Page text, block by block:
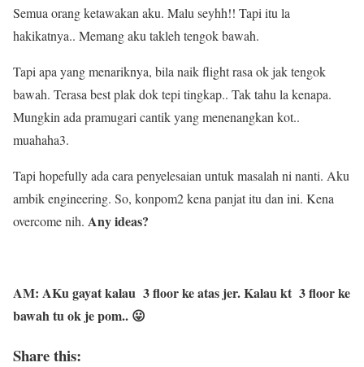
Semua orang ketawakan aku. Malu seyhh!! Tapi itu la
hakikatnya.. Memang aku takleh tengok bawah.
Tapi apa yang menariknya, bila naik flight rasa ok jak tengok
bawah. Terasa best plak dok tepi tingkap.. Tak tahu la kenapa.
Mungkin ada pramugari cantik yang menenangkan kot..
muahaha3.
Tapi hopefully ada cara penyelesaian untuk masalah ni nanti. Aku
ambik engineering. So, konpom2 kena panjat itu dan ini. Kena
overcome nih. Any ideas?
AM: AKu gayat kalau 3 floor ke atas jer. Kalau kt 3 floor ke
bawah tu ok je pom.. 😛
Share this: